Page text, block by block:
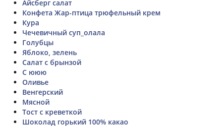
Айсберг салат
Конфета Жар-птица трюфельный крем
Кура
Чечевичный суп_олала
Голубцы
Яблоко, зелень
Салат с брынзой
С ююю
Оливье
Венгерский
Мясной
Тост с креветкой
Шоколад горький 100% какао